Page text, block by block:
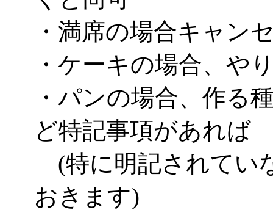
・満席の場合キャン
・ケーキの場合、や
・パンの場合、作る
ど特記事項があれば
(特に明記されてい
おきます)